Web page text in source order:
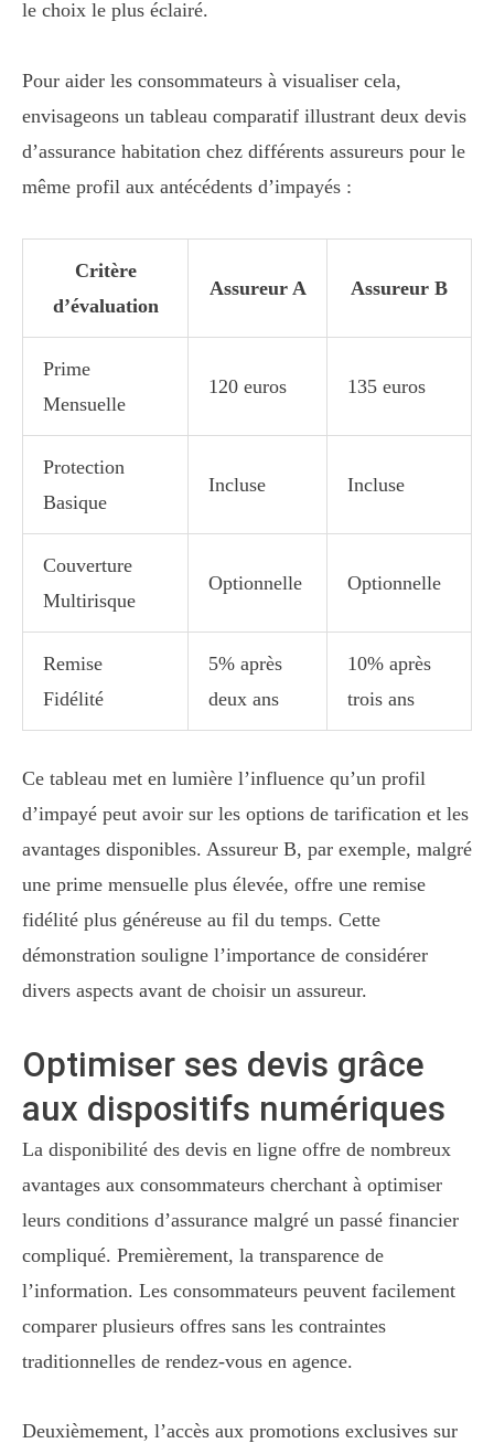
le choix le plus éclairé.
Pour aider les consommateurs à visualiser cela,
envisageons un tableau comparatif illustrant deux devis
d’assurance habitation chez différents assureurs pour le
même profil aux antécédents d’impayés :
Critère
d’évaluation
Assureur A Assureur B
Prime
Mensuelle
120 euros 135 euros
Protection
Basique
Incluse Incluse
Couverture
Multirisque
Optionnelle Optionnelle
Remise
Fidélité
5% après
deux ans
10% après
trois ans
Ce tableau met en lumière l’influence qu’un profil
d’impayé peut avoir sur les options de tarification et les
avantages disponibles. Assureur B, par exemple, malgré
une prime mensuelle plus élevée, offre une remise
fidélité plus généreuse au fil du temps. Cette
démonstration souligne l’importance de considérer
divers aspects avant de choisir un assureur.
Optimiser ses devis grâce
aux dispositifs numériques
La disponibilité des devis en ligne offre de nombreux
avantages aux consommateurs cherchant à optimiser
leurs conditions d’assurance malgré un passé financier
compliqué. Premièrement, la transparence de
l’information. Les consommateurs peuvent facilement
comparer plusieurs offres sans les contraintes
traditionnelles de rendez-vous en agence.
Deuxièmement, l’accès aux promotions exclusives sur